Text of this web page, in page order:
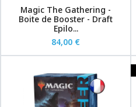
Magic The Gathering -
Boite de Booster - Draft
Epilo...
84,00 €